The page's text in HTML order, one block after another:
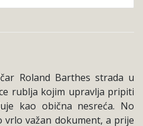
Roland Barthes strada u
rublja kojim upravlja pripiti
kao obična nesreća. No
vrlo važan dokument, a prije